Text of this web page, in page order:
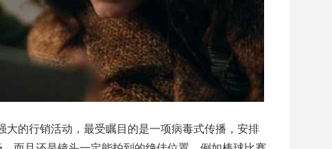
大的行销活动，最受瞩目的是一项病毒式传播，安排